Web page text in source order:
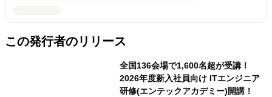
この発行者のリリース
全国136会場で1,600名超が受講！
2026年度新入社員向け ITエンジニア
研修(エンテックアカデミー)開講！